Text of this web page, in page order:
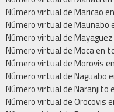
Número virtual de Maricao
Número virtual de Maunabo
Número virtual de
Número virtual de Moca en
Número virtual de Morovis
Número virtual de Naguabo
Número virtual de Naranjito
Número virtual de Orocovis